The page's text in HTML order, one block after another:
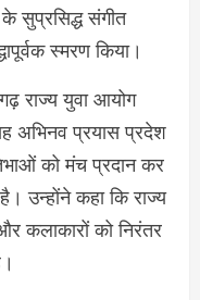
सुप्रसिद्ध संगीत
स्मरण किया।
राज्य युवा आयोग
अभिनव प्रयास प्रदेश
को मंच प्रदान कर
उन्होंने कहा कि राज्य
कलाकारों को निरंतर